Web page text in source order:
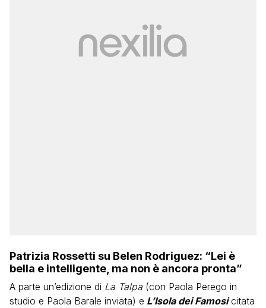
Patrizia Rossetti su Belen Rodriguez: “Lei è
bella e intelligente, ma non è ancora pronta”
A parte un’edizione di La Talpa (con Paola Perego in
studio e Paola Barale inviata) e L’Isola dei Famosicitata